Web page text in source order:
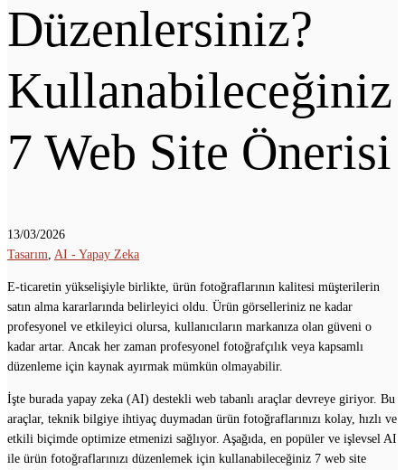
Düzenlersiniz?
Kullanabileceğiniz
7 Web Site Önerisi
13/03/2026
Tasarım AI - Yapay Zeka
E-ticaretin yükselişiyle birlikte, ürün fotoğraflarının kalitesi müşterilerin
satın alma kararlarında belirleyici oldu. Ürün görselleriniz ne kadar
profesyonel ve etkileyici olursa, kullanıcıların markanıza olan güveni o
kadar artar. Ancak her zaman profesyonel fotoğrafçılık veya kapsamlı
düzenleme için kaynak ayırmak mümkün olmayabilir.
İşte burada yapay zeka (AI) destekli web tabanlı araçlar devreye giriyor. Bu
araçlar, teknik bilgiye ihtiyaç duymadan ürün fotoğraflarınızı kolay, hızlı ve
etkili biçimde optimize etmenizi sağlıyor. Aşağıda, en popüler ve işlevsel AI
ile ürün fotoğraflarınızı düzenlemek için kullanabileceğiniz 7 web site